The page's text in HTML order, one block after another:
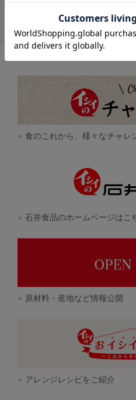
お問い
食のこれから、様々なチャレ
石井食品のホームページはこ
原材料・産地など情報公開
アレンジレシピをご紹介